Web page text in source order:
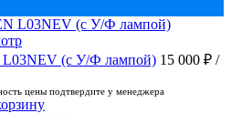
L03NEV (с У/Ф лампой) 15 000 ₽ /
цены подтвердите у менеджера